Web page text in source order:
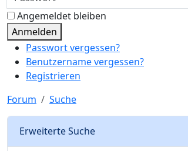
Angemeldet bleiben
Anmelden
Passwort vergessen?
Benutzername vergessen?
Registrieren
Forum
Suche
Erweiterte Suche